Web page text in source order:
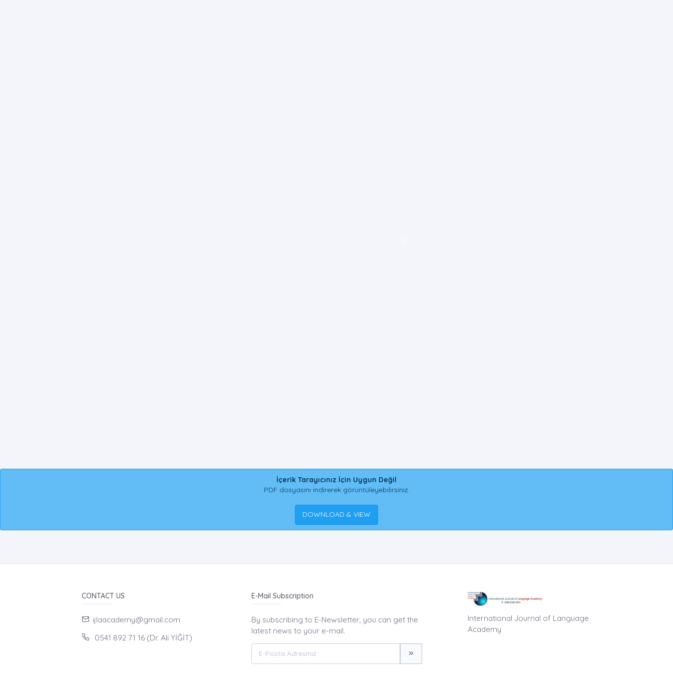
İçerik Tarayıcınız İçin Uygun Değil
PDF dosyasını indirerek görüntüleyebilirsiniz.
DOWNLOAD & VIEW
CONTACT US
ijlaacademy@gmail.com
0541 892 71 16 (Dr. Ali YİĞİT)
E-Mail Subscription
By subscribing to E-Newsletter, you can get the
latest news to your e-mail.
International Journal of Language
Academy